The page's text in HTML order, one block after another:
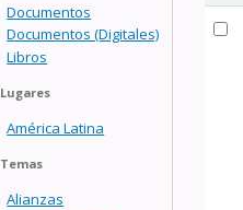
Documentos
Documentos (Digitales)
Libros
Lugares
América Latina
Temas
Alianzas